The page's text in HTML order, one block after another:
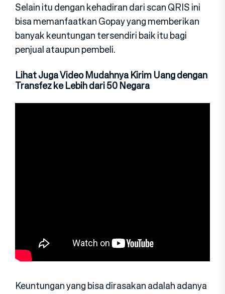
Selain itu dengan kehadiran dari scan QRIS ini
bisa memanfaatkan Gopay yang memberikan
banyak keuntungan tersendiri baik itu bagi
penjual ataupun pembeli.
Lihat Juga Video Mudahnya Kirim Uang dengan
Transfez ke Lebih dari 50 Negara
Keuntungan yang bisa dirasakan adalah adanya